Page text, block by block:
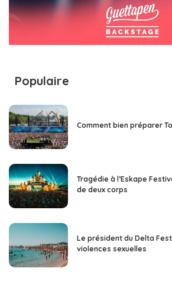
Populaire
Comment bien préparer
Tragédie à l’Eskape
de deux corps
Le président du Delta
violences sexuelles